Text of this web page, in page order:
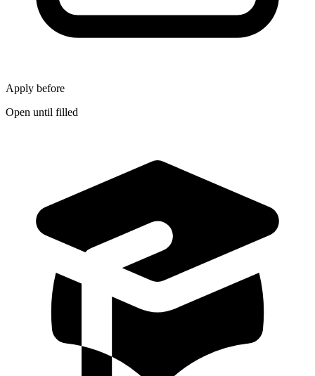
Apply before
Open until filled